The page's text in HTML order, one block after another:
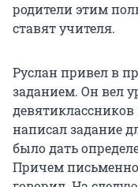
родители этим
ставят учителя.
Руслан привел в
заданием. Он вел
написал задание
было дать
Причем